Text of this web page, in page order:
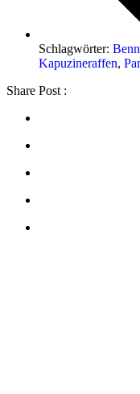
Schlagwörter:
Kapuzineraffen,
Share Post :